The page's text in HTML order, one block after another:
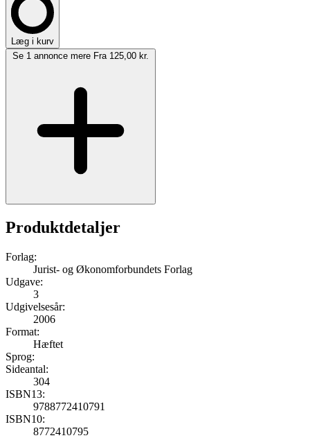
Læg i kurv
Se 1 annonce mere Fra 125,00 kr.
Produktdetaljer
Forlag:
Jurist- og Økonomforbundets Forlag
Udgave:
3
Udgivelsesår:
2006
Format:
Hæftet
Sprog:
Sideantal:
304
ISBN13:
9788772410791
ISBN10:
8772410795